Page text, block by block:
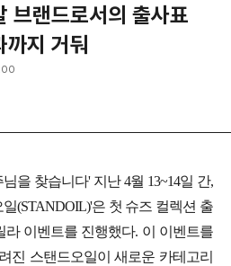
브랜드로서의 출사표
지 거둬
을 찾습니다' 지난 4월 13~14일 간,
(STANDOIL)'은 첫 슈즈 컬렉션 출
이벤트를 진행했다. 이 이벤트를
진 스탠드오일이 새로운 카테고리